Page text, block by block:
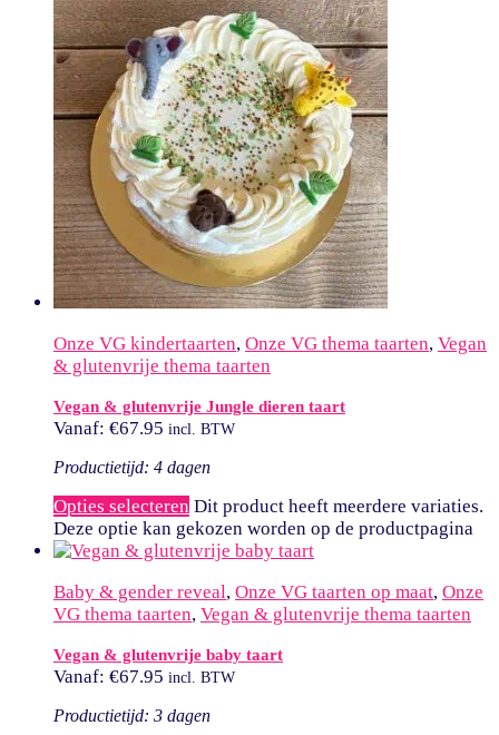
Onze VG kindertaarten, Onze VG thema taarten, Vegan
& glutenvrije thema taarten
Vegan & glutenvrije Jungle dieren taart
Vanaf: €67.95 incl. BTW
Productietijd: 4 dagen
Opties selecteren Dit product heeft meerdere variaties.
Deze optie kan gekozen worden op de productpagina
Baby & gender reveal, Onze VG taarten op maat, Onze
VG thema taarten, Vegan & glutenvrije thema taarten
Vegan & glutenvrije baby taart
Vanaf: €67.95 incl. BTW
Productietijd: 3 dagen